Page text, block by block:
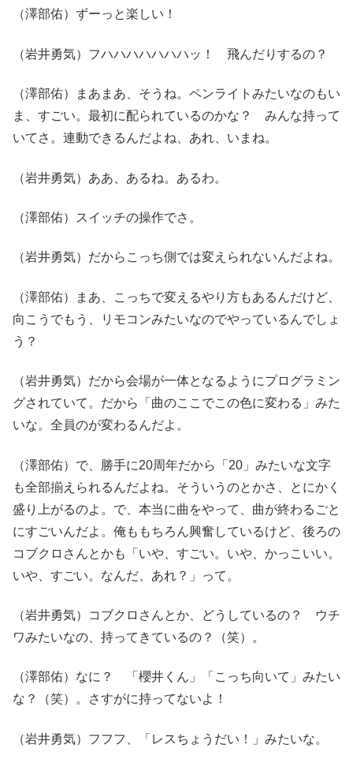
（澤部佑）ずーっと楽しい！
（岩井勇気）フハハハハハハハッ！ 飛んだりするの？
（澤部佑）まあまあ、そうね。ペンライトみたいなのもい
ま、すごい。最初に配られているのかな？ みんな持って
いてさ。連動できるんだよね、あれ、いまね。
（岩井勇気）ああ、あるね。あるわ。
（澤部佑）スイッチの操作でさ。
（岩井勇気）だからこっち側では変えられないんだよね。
（澤部佑）まあ、こっちで変えるやり方もあるんだけど、
向こうでもう、リモコンみたいなのでやっているんでしょ
う？
（岩井勇気）だから会場が一体となるようにプログラミン
グされていて。だから「曲のここでこの色に変わる」みた
いな。全員のが変わるんだよ。
（澤部佑）で、勝手に20周年だから「20」みたいな文字
も全部揃えられるんだよね。そういうのとかさ、とにかく
盛り上がるのよ。で、本当に曲をやって、曲が終わるごと
にすごいんだよ。俺ももちろん興奮しているけど、後ろの
コブクロさんとかも「いや、すごい。いや、かっこいい。
いや、すごい。なんだ、あれ？」って。
（岩井勇気）コブクロさんとか、どうしているの？ ウチ
ワみたいなの、持ってきているの？（笑）。
（澤部佑）なに？ 「櫻井くん」「こっち向いて」みたい
な？（笑）。さすがに持ってないよ！
（岩井勇気）フフフ、「レスちょうだい！」みたいな。